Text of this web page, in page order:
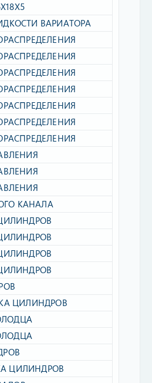
ВАРИАТОРА​
КАНАЛА​
ЦИЛИНДРОВ​
ЦИЛИНДРОВ​